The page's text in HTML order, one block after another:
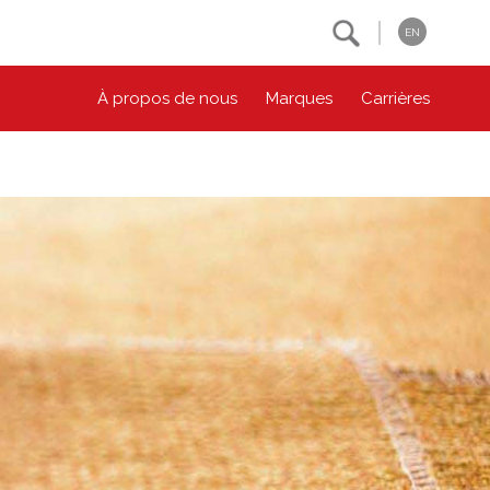
EN
À propos de nous Marques Carrières
Collectivité
Principes coopératifs
Diversité et inclusion
Accessibilité